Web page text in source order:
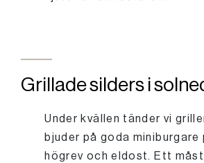
Grillade silders i
Under kvällen tänder vi
bjuder på goda miniburgare
högrev och eldost. Ett